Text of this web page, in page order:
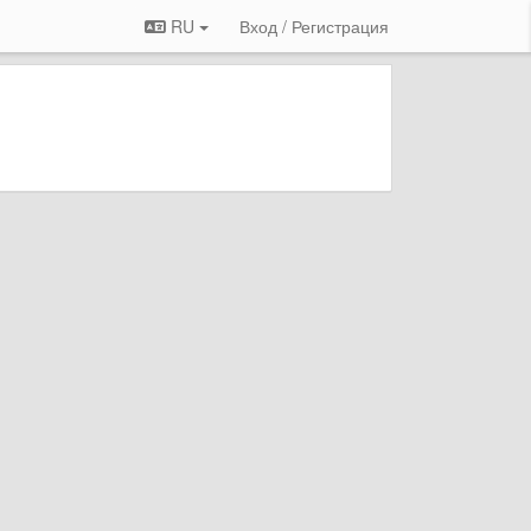
RU Вход / Регистрация